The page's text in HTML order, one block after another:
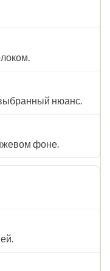
нюанс.
фоне.